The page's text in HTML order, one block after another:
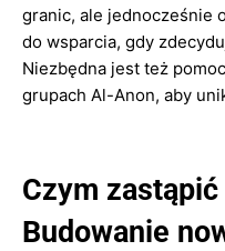
granic, ale jednocześnie
do wsparcia, gdy
Niezbędna jest też
grupach Al-Anon, aby
Czym
Budowanie